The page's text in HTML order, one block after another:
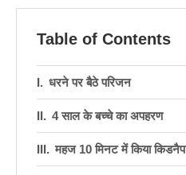
Table of Contents
धरने पर बैठे परिजन
4 साल के बच्चे का अपहरण
महज 10 मिनट में किया किडनैप